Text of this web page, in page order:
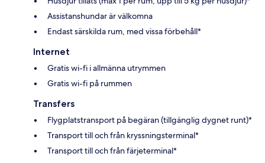
Assistanshundar är välkomna
Endast särskilda rum, med vissa förbehåll*
Internet
Gratis wi-fi i allmänna utrymmen
Gratis wi-fi på rummen
Transfers
Flygplatstransport på begäran (tillgänglig dygnet runt)*
Transport till och från kryssningsterminal*
Transport till och från färjeterminal*